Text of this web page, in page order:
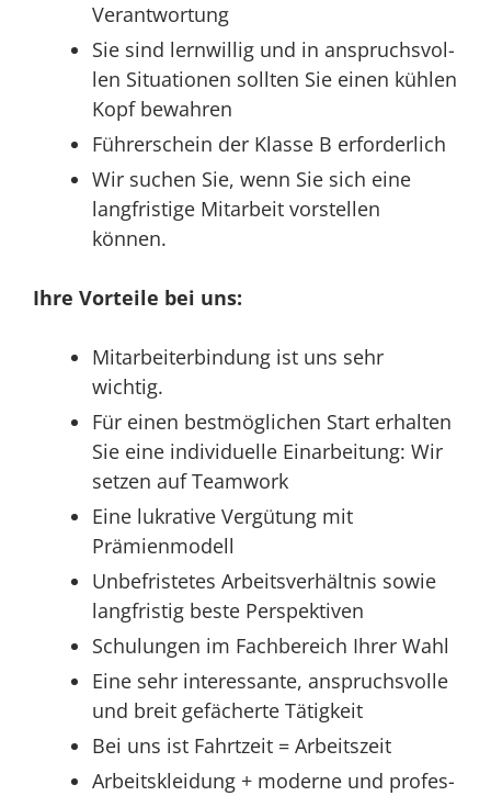
Verantwortung
Sie sind lern­wil­lig und in anspruchs­vol­
len Situa­tio­nen soll­ten Sie einen küh­len
Kopf bewahren
Füh­rer­schein der Klas­se B erforderlich
Wir suchen Sie, wenn Sie sich eine
lang­fris­ti­ge Mit­ar­beit vor­stel­len
können.
Ihre Vor­tei­le bei uns:
Mit­ar­bei­ter­bin­dung ist uns sehr
wichtig.
Für einen best­mög­li­chen Start erhal­ten
Sie eine indi­vi­du­el­le Ein­ar­bei­tung: Wir
set­zen auf Teamwork
Eine lukra­ti­ve Ver­gü­tung mit
Prämienmodell
Unbe­fris­te­tes Arbeits­ver­hält­nis sowie
lang­fris­tig bes­te Perspektiven
Schu­lun­gen im Fach­be­reich Ihrer Wahl
Eine sehr inter­es­san­te, anspruchs­vol­le
und breit gefä­cher­te Tätigkeit
Bei uns ist Fahrt­zeit = Arbeitszeit
Arbeits­klei­dung + moder­ne und pro­fes­